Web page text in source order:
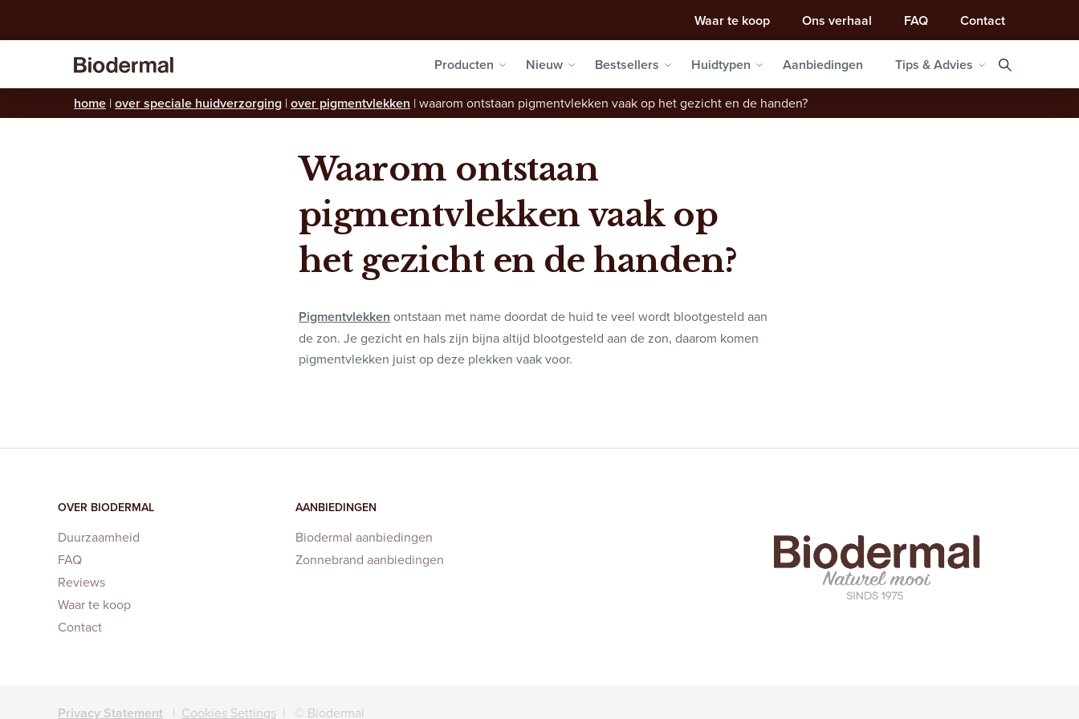
Waar te koop Ons verhaal FAQ Contact
Producten Nieuw Bestsellers Huidtypen Aanbiedingen Tips & Advies
home |over speciale huidverzorging |over pigmentvlekken |waarom ontstaan pigmentvlekken vaak op het gezicht en de handen?
Waarom ontstaan
pigmentvlekken vaak op
het gezicht en de handen?
Pigmentvlekken ontstaan met name doordat de huid te veel wordt blootgesteld aan
de zon. Je gezicht en hals zijn bijna altijd blootgesteld aan de zon, daarom komen
pigmentvlekken juist op deze plekken vaak voor.
OVER BIODERMAL
Duurzaamheid
FAQ
Reviews
Waar te koop
Contact
AANBIEDINGEN
Biodermal aanbiedingen
Zonnebrand aanbiedingen
Privacy Statement | Cookies Settings | © Biodermal